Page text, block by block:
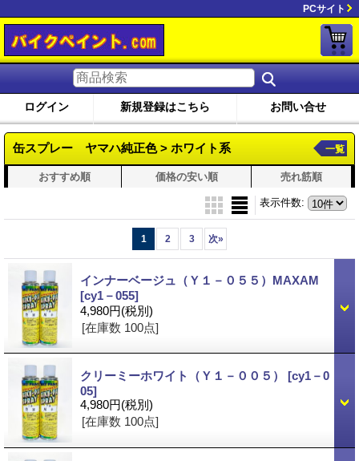
PCサイト
ログイン 新規登録はこちら お問い合せ
缶スプレー ヤマハ純正色 > ホワイト系 一覧
おすすめ順 価格の安い順 売れ筋順
表示件数:
1 2 3 次»
インナーベージュ（Ｙ１－０５５）MAXAM
[cy1－055]
4,980円(税別)
[在庫数 100点]
クリーミーホワイト（Ｙ１－００５） [cy1－0
05]
4,980円(税別)
[在庫数 100点]